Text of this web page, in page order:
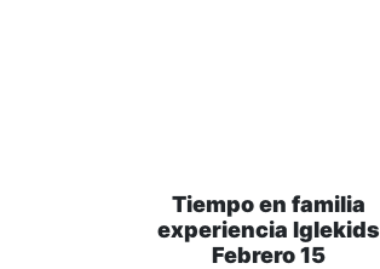
Tiempo en familia
experiencia Iglekids
Febrero 15